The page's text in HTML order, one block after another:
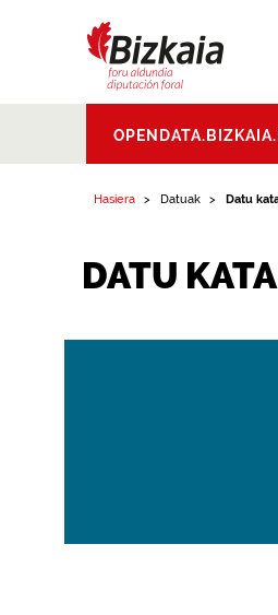
Aldundia.Diputacion
Foral de Bizkaia
Hasiera Datuak Datu
DATU